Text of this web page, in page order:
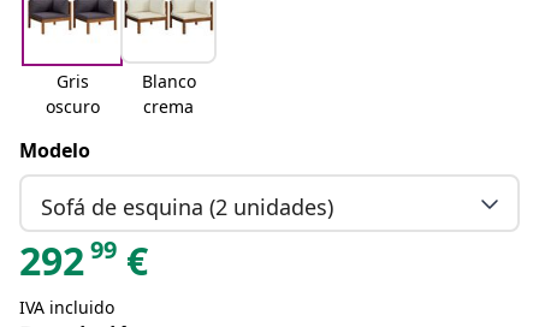
Gris
oscuro
Blanco
crema
Modelo
Sofá de esquina (2 unidades)
29299 €
IVA incluido